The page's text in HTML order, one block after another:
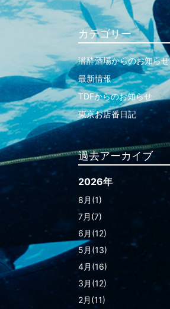
カテゴリー
潜酔酒場からのお知らせ
最新情報
TDFからのお知らせ
東京お店番日記
過去アーカイブ
2026年
8月(1)
7月(7)
6月(12)
5月(13)
4月(16)
3月(12)
2月(11)